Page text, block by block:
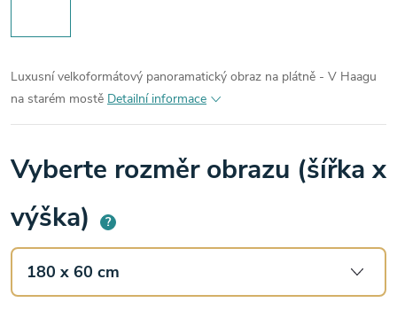
Luxusní velkoformátový panoramatický obraz na plátně - V Haagu
na starém mostě Detailní informace
Vyberte rozměr obrazu (šířka x
výška)
?